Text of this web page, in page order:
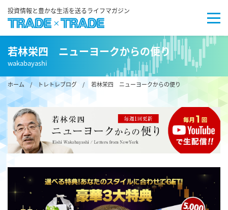
投資情報と豊かな生活を送るライフマガジン
若林栄四 ニューヨークからの便り
wakabayashi
ホーム/ トレトレブログ / 若林栄四 ニューヨークからの便り